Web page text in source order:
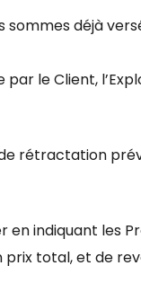
déjà
le Client,
rétractation
en indiquant les
total, et de